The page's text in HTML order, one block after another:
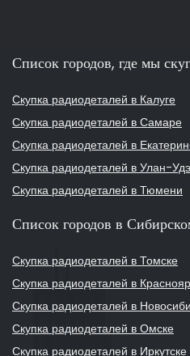
Список городов, где мы
Скупка радиодеталей в Калуге
Скупка радиодеталей в Самаре
Скупка радиодеталей в
Скупка радиодеталей в Улан-Удэ
Скупка радиодеталей в Тюмени
Список городов в
Скупка радиодеталей в Томске
Скупка радиодеталей в
Скупка радиодеталей в
Скупка радиодеталей в Омске
Скупка радиодеталей в Иркутске